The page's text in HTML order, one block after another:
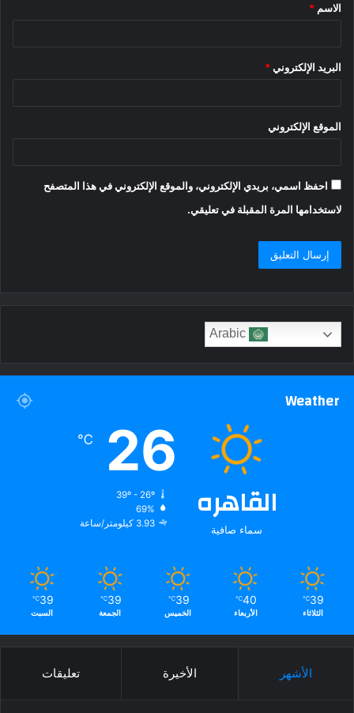
*
الاسم *
البريد الإلكتروني *
الموقع الإلكتروني
احفظ اسمي، بريدي الإلكتروني، والموقع الإلكتروني في هذا المتصفح
لاستخدامها المرة المقبلة في تعليقي.
Weather
القاهره
سماء صافية
26
℃
39º - 26º
69%
3.93 كيلومتر/ساعة
39
℃
الثلاثاء
40
℃
الأربعاء
39
℃
الخميس
39
℃
الجمعة
39
℃
السبت
الأشهر الأخيرة تعليقات